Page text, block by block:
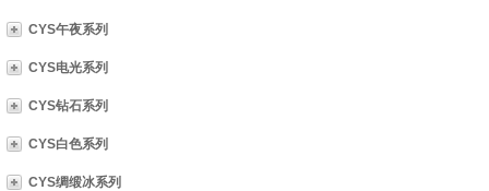
CYS午夜系列
CYS电光系列
CYS钻石系列
CYS白色系列
CYS绸缎冰系列